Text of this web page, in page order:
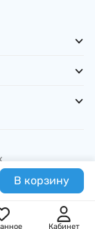
В корзину
Кабинет